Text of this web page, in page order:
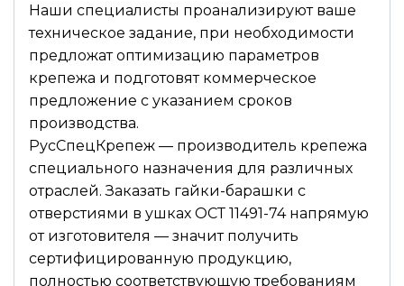
Наши специалисты проанализируют ваше
техническое задание, при необходимости
предложат оптимизацию параметров
крепежа и подготовят коммерческое
предложение с указанием сроков
производства.
РусСпецКрепеж — производитель крепежа
специального назначения для различных
отраслей. Заказать гайки-барашки с
отверстиями в ушках ОСТ 11491-74 напрямую
от изготовителя — значит получить
сертифицированную продукцию,
полностью соответствующую требованиям